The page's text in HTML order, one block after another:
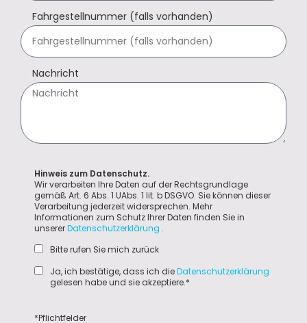
Fahrgestellnummer (falls vorhanden)
Nachricht
Hinweis zum Datenschutz.
Wir verarbeiten Ihre Daten auf der Rechtsgrundlage
gemäß Art. 6 Abs. 1 UAbs. 1 lit. b DSGVO. Sie können dieser
Verarbeitung jederzeit widersprechen. Mehr
Informationen zum Schutz Ihrer Daten finden Sie in
unsererDatenschutzerklärung .
Bitte rufen Sie mich zurück
Ja, ich bestätige, dass ich dieDatenschutzerklärung
gelesen habe und sie akzeptiere.*
*Pflichtfelder